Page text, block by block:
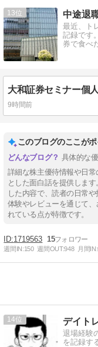
13
最近、ト
記録です
券で食べ
9時間前
このブログのここが
具体的な
詳細な株主優待情報や日
とした面白話を提供しま
した内容で、読者の日常
体験やレビューを通じて
れている点が特徴です。
1719563 15
週間IN:150 週間OUT:948 月間IN:
14 デイト
退場経験
を記録す